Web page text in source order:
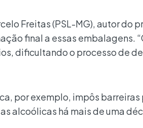
Freitas (PSL-MG), autor do
final a essas embalagens.
dificultando o processo de
por exemplo, impôs
alcoólicas há mais de uma